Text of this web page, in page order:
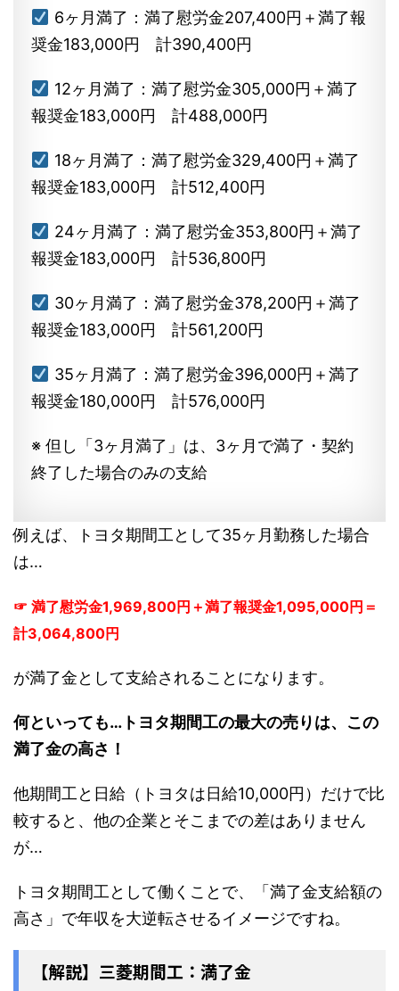
6ヶ月満了：満了慰労金207,400円＋満了報
奨金183,000円 計390,400円
12ヶ月満了：満了慰労金305,000円＋満了
報奨金183,000円 計488,000円
18ヶ月満了：満了慰労金329,400円＋満了
報奨金183,000円 計512,400円
24ヶ月満了：満了慰労金353,800円＋満了
報奨金183,000円 計536,800円
30ヶ月満了：満了慰労金378,200円＋満了
報奨金183,000円 計561,200円
35ヶ月満了：満了慰労金396,000円＋満了
報奨金180,000円 計576,000円
※ 但し「3ヶ月満了」は、3ヶ月で満了・契約
終了した場合のみの支給
例えば、トヨタ期間工として35ヶ月勤務した場合
は…
☞ 満了慰労金1,969,800円＋満了報奨金1,095,000円＝
計3,064,800円
が満了金として支給されることになります。
何といっても…トヨタ期間工の最大の売りは、この
満了金の高さ！
他期間工と日給（トヨタは日給10,000円）だけで比
較すると、他の企業とそこまでの差はありません
が…
トヨタ期間工として働くことで、「満了金支給額の
高さ」で年収を大逆転させるイメージですね。
【解説】三菱期間工：満了金